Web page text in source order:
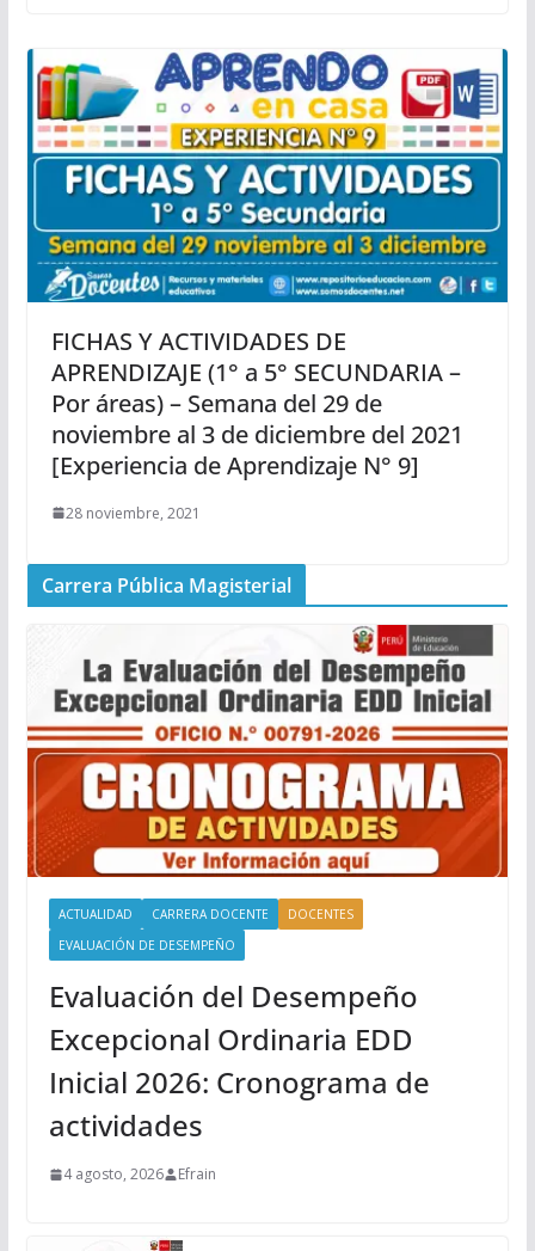
FICHAS Y ACTIVIDADES DE
APRENDIZAJE (1° a 5° SECUNDARIA –
Por áreas) – Semana del 29 de
noviembre al 3 de diciembre del 2021
[Experiencia de Aprendizaje N° 9]
28 noviembre, 2021
Carrera Pública Magisterial
ACTUALIDAD CARRERA DOCENTE
DOCENTES
EVALUACIÓN DE DESEMPEÑO
Evaluación del Desempeño
Excepcional Ordinaria EDD
Inicial 2026: Cronograma de
actividades
4 agosto, 2026 Efrain